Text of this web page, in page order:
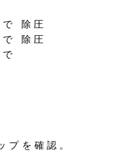
除圧
除圧
プを確認。